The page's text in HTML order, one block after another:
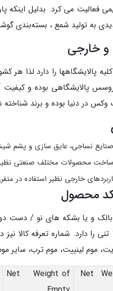
فعالیت می کرد. بدلیل اینکه
به تولید شمع ، بسته‌بندی
و خارجی
پالایشگاهها را دارد لذا هر
پالایشگاهی بوده و کیفیت
وکس در دنیا بوده و برند
صنایع نساجی، عایق سازی و پشم
ساخت محصولات مختلف صنعتی
خارجی نظیر استفاده در
موم لینییت، موم ترب،
Net
Net Weight of